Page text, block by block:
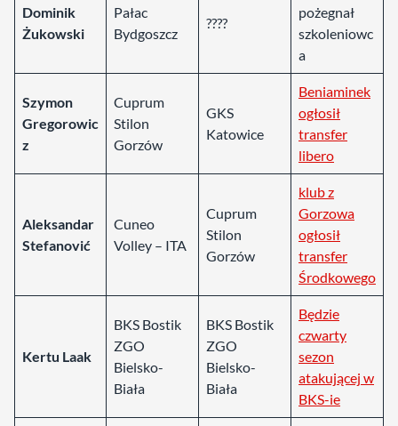
Dominik
Żukowski
Pałac
Bydgoszcz
????
pożegnał
szkoleniowc
a
Szymon
Gregorowic
z
Cuprum
Stilon
Gorzów
GKS
Katowice
Beniaminek
ogłosił
transfer
libero
Aleksandar
Stefanović
Cuneo
Volley – ITA
Cuprum
Stilon
Gorzów
klub z
Gorzowa
ogłosił
transfer
Środkowego
Kertu Laak
BKS Bostik
ZGO
Bielsko-
Biała
BKS Bostik
ZGO
Bielsko-
Biała
Będzie
czwarty
sezon
atakującej w
BKS-ie